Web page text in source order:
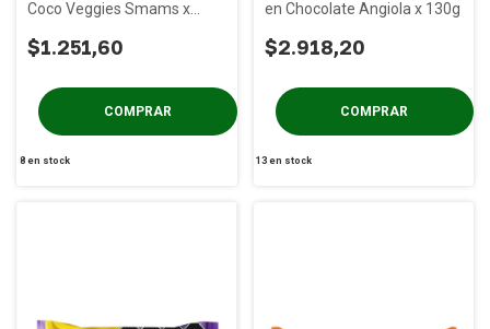
Coco Veggies Smams x
$1.251,60
8en stock
en Chocolate Angiola x 130g
$2.918,20
13 en stock